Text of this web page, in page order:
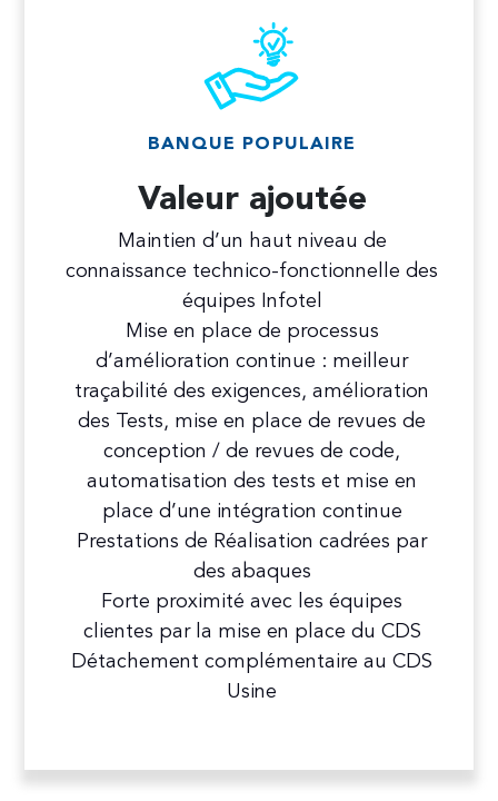
BANQUE POPULAIRE
Valeur ajoutée
Maintien d’un haut niveau de
connaissance technico-fonctionnelle des
équipes Infotel
Mise en place de processus
d’amélioration continue : meilleur
traçabilité des exigences, amélioration
des Tests, mise en place de revues de
conception / de revues de code,
automatisation des tests et mise en
place d’une intégration continue
Prestations de Réalisation cadrées par
des abaques
Forte proximité avec les équipes
clientes par la mise en place du CDS
Détachement complémentaire au CDS
Usine